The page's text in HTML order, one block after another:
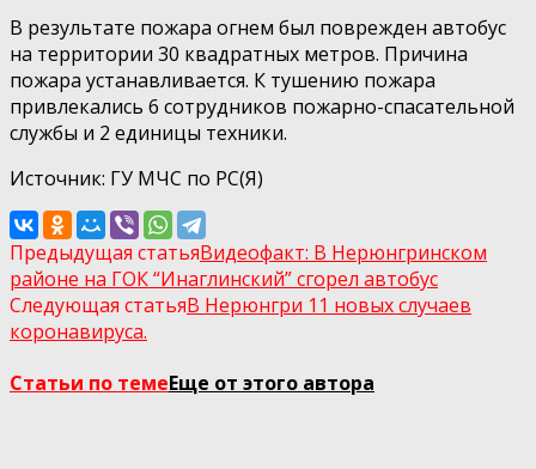
В результате пожара огнем был поврежден автобус
на территории 30 квадратных метров. Причина
пожара устанавливается. К тушению пожара
привлекались 6 сотрудников пожарно-спасательной
службы и 2 единицы техники.
Источник: ГУ МЧС по РС(Я)
Предыдущая статьяВидеофакт: В Нерюнгринском
районе на ГОК “Инаглинский” сгорел автобус
Следующая статьяВ Нерюнгри 11 новых случаев
коронавируса.
Статьи по темеЕще от этого автора